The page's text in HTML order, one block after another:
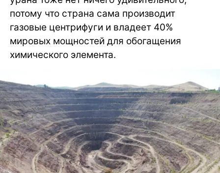
потому что страна сама производит
газовые центрифуги и владеет 40%
мировых мощностей для обогащения
химического элемента.